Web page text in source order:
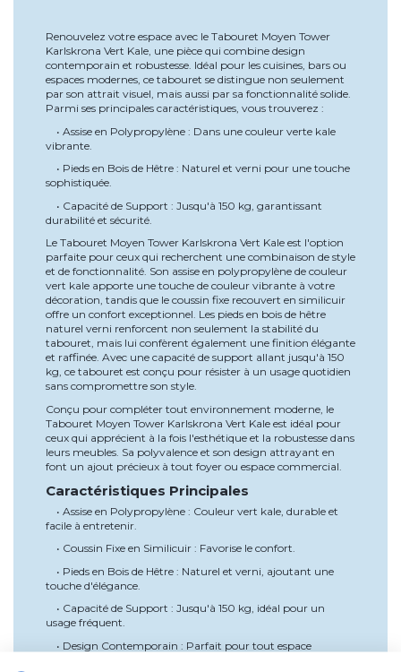
Renouvelez votre espace avec le Tabouret Moyen Tower
Karlskrona Vert Kale, une pièce qui combine design
contemporain et robustesse. Idéal pour les cuisines, bars ou
espaces modernes, ce tabouret se distingue non seulement
par son attrait visuel, mais aussi par sa fonctionnalité solide.
Parmi ses principales caractéristiques, vous trouverez :
• Assise en Polypropylène : Dans une couleur verte kale
vibrante.
• Pieds en Bois de Hêtre : Naturel et verni pour une touche
sophistiquée.
• Capacité de Support : Jusqu'à 150 kg, garantissant
durabilité et sécurité.
Le Tabouret Moyen Tower Karlskrona Vert Kale est l'option
parfaite pour ceux qui recherchent une combinaison de style
et de fonctionnalité. Son assise en polypropylène de couleur
vert kale apporte une touche de couleur vibrante à votre
décoration, tandis que le coussin fixe recouvert en similicuir
offre un confort exceptionnel. Les pieds en bois de hêtre
naturel verni renforcent non seulement la stabilité du
tabouret, mais lui confèrent également une finition élégante
et raffinée. Avec une capacité de support allant jusqu'à 150
kg, ce tabouret est conçu pour résister à un usage quotidien
sans compromettre son style.
Conçu pour compléter tout environnement moderne, le
Tabouret Moyen Tower Karlskrona Vert Kale est idéal pour
ceux qui apprécient à la fois l'esthétique et la robustesse dans
leurs meubles. Sa polyvalence et son design attrayant en
font un ajout précieux à tout foyer ou espace commercial.
Caractéristiques Principales
• Assise en Polypropylène : Couleur vert kale, durable et
facile à entretenir.
• Coussin Fixe en Similicuir : Favorise le confort.
• Pieds en Bois de Hêtre : Naturel et verni, ajoutant une
touche d'élégance.
• Capacité de Support : Jusqu'à 150 kg, idéal pour un
usage fréquent.
• Design Contemporain : Parfait pour tout espace